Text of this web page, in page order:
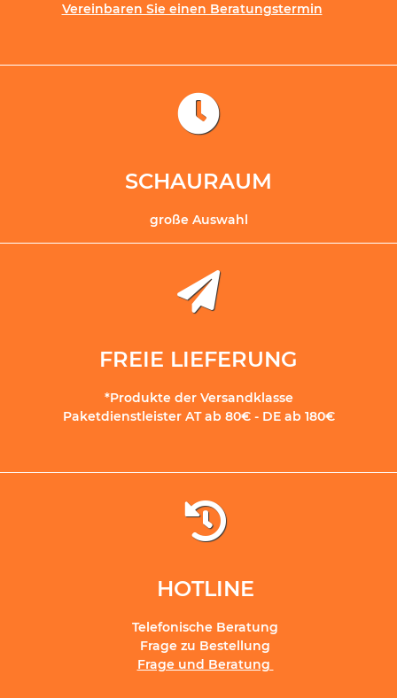
Vereinbaren Sie einen Beratungstermin
SCHAURAUM
große Auswahl
FREIE LIEFERUNG
*Produkte der Versandklasse
Paketdienstleister AT ab 80€ - DE ab 180€
HOTLINE
Telefonische Beratung
Frage zu Bestellung
Frage und Beratung